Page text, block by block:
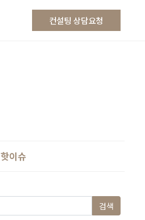
컨설팅 상담요청
핫이슈